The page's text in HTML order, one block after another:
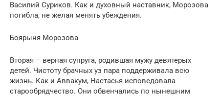
Василий Суриков. Как и духовный наставник, Морозова
погибла, не желая менять убеждения.
Боярыня Морозова
Вторая – верная супруга, родившая мужу девятерых
детей. Чистоту брачных уз пара поддерживала всю
жизнь. Как и Аввакум, Настасья исповедовала
старообрядчество. Они обвенчались по нынешним